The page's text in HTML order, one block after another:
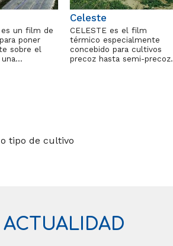
es un film de
poner
sobre el
una…
Celeste
CELESTE es el film
térmico especialmente
concebido para cultivos
precoz hasta semi-precoz.
tipo de cultivo
ACTUALIDAD